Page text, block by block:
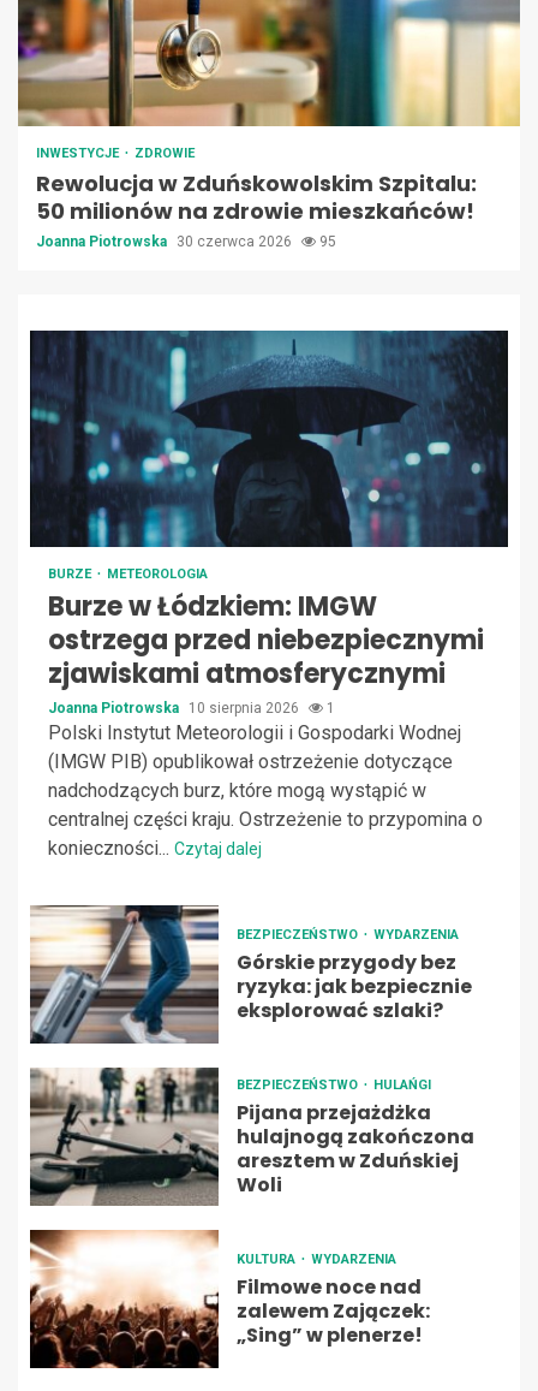
INWESTYCJE ZDROWIE
Rewolucja w Zduńskowolskim Szpitalu:
50 milionów na zdrowie mieszkańców!
Joanna Piotrowska 30 czerwca 2026 95
BURZE METEOROLOGIA
Burze w Łódzkiem: IMGW
ostrzega przed niebezpiecznymi
zjawiskami atmosferycznymi
Joanna Piotrowska 10 sierpnia 2026 1
Polski Instytut Meteorologii i Gospodarki Wodnej
(IMGW PIB) opublikował ostrzeżenie dotyczące
nadchodzących burz, które mogą wystąpić w
centralnej części kraju. Ostrzeżenie to przypomina o
konieczności... Czytaj dalej
BEZPIECZEŃSTWO WYDARZENIA
Górskie przygody bez
ryzyka: jak bezpiecznie
eksplorować szlaki?
BEZPIECZEŃSTWO HULAŃGI
Pijana przejażdżka
hulajnogą zakończona
aresztem w Zduńskiej
Woli
KULTURA WYDARZENIA
Filmowe noce nad
zalewem Zajączek:
„Sing” w plenerze!